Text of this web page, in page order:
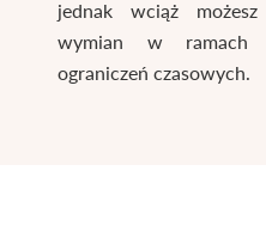
jednak wciąż
wymian w ramach
ograniczeń czasowych.